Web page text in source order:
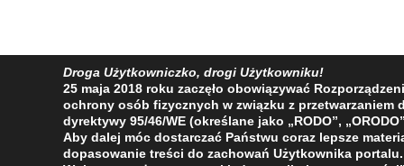
Droga Użytkowniczko, drogi Użytkowniku!
25 maja 2018 roku zaczęło obowiązywać
ochrony osób fizycznych w związku z
dyrektywy 95/46/WE (określane jako „RODO”,
Aby dalej móc dostarczać Państwu coraz lepsze
dopasowanie treści do zachowań Użytkownika portalu.